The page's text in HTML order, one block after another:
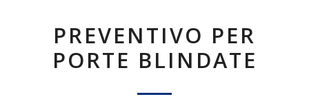
PREVENTIVO PER
PORTE BLINDATE